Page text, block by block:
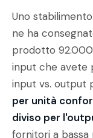
Uno
ne ha
prodotto
input che avete
input vs. output
per unità
diviso per
fornitori a bassa